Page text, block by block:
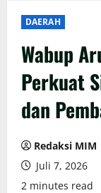
DAERAH
Wabup
Perkuat
dan
Redaksi MIM
Juli 7, 2026
2 minutes read